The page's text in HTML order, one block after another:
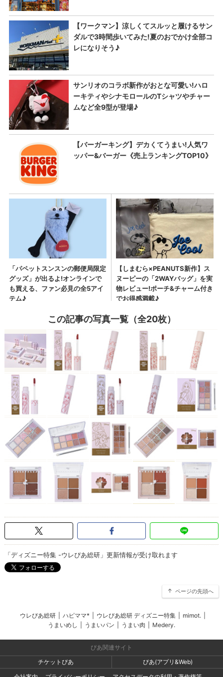
この記事の写真一覧（全20枚）
「ディズニー特集 -ウレぴあ総研」更新情報が受け取れます
ページの先頭へ
ウレぴあ総研 ハピママ* ウレぴあ総研 ディズニー特集 mimot.
うまいめし
うまいパン うまい肉 Medery.
ぴあ関連サイト
チケットぴあ
ぴあ(アプリ&Web)